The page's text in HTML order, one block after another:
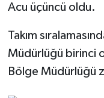
Acu üçüncü oldu.
Takım
Müdürlüğü birinci
Bölge Müdürlüğü